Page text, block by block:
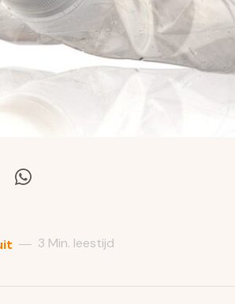
— 3 Min. leestijd